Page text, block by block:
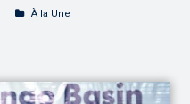
À la Une